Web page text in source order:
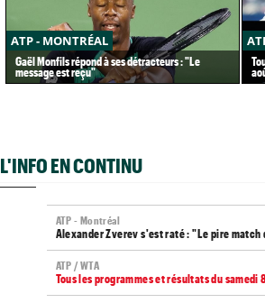
ATP - MONTRÉAL
Gaël Monfils répond à ses détracteurs : "Le
message est reçu"
L'INFO EN CONTINU
ATP - Montréal
Alexander Zverev s'est raté : "Le pire match
ATP / WTA
Tous les programmes et résultats du samedi